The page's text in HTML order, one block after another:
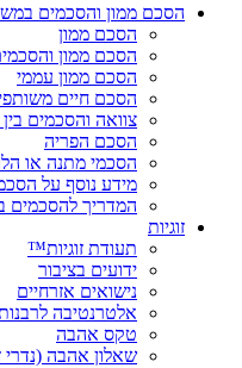
הסכם ממון והסכמים
הסכם ממון
הסכם ממון
הסכם ממון עממי
הסכם חיים
צוואה והסכמים בין
הסכם הפריה
הסכמי מתנה או
מידע נוסף על
המדריך להסכמים
זוגיות
תעודת זוגיות™
ידועים בציבור
נישואים אזרחיים
אלטרנטיבה
טקס אהבה
שאלון אהבה (נדרי